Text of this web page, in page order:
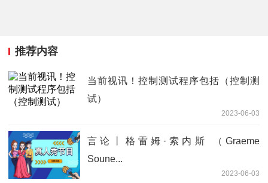
推荐内容
当前视讯！控制测试程序包括（控制测
试）
2023-06-03
言论丨格雷姆·索内斯 （Graeme
Soune...
2023-06-03